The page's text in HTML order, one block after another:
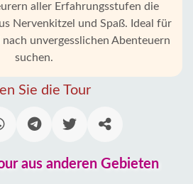
aller Erfahrungsstufen die
Nervenkitzel und Spaß. Ideal für
unvergesslichen Abenteuern
suchen.
Sie die Tour
aus anderen Gebieten